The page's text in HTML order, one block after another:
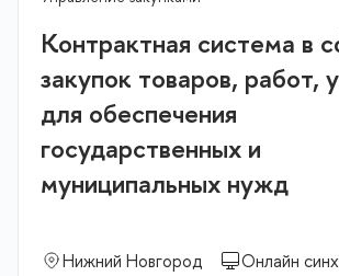
Контрактная система в
закупок товаров, работ,
для обеспечения
государственных и
муниципальных нужд
Нижний Новгород
Онлайн